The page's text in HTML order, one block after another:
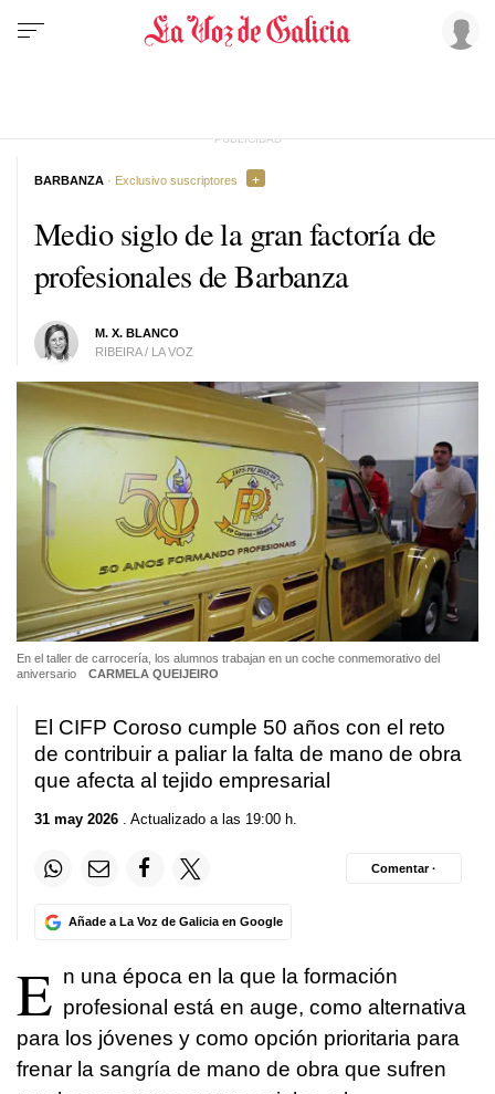
Medio siglo de la gran factoría de
profesionales de Barbanza
M. X. BLANCO
RIBEIRA / LA VOZ
BARBANZA · Exclusivo suscriptores
En el taller de carrocería, los alumnos trabajan en un coche conmemorativo del
aniversario
CARMELA QUEIJEIRO
El CIFP Coroso cumple 50 años con el reto
de contribuir a paliar la falta de mano de obra
que afecta al tejido empresarial
31 may 2026 . Actualizado a las 19:00 h.
Añade a La Voz de Galicia en Google
Comentar ·
E n una época en la que la formación
profesional está en auge, como alternativa
para los jóvenes y como opción prioritaria para
frenar la sangría de mano de obra que sufren